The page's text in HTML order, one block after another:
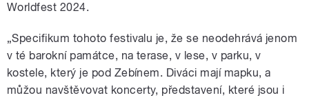
Worldfest 2024.
„Specifikum tohoto festivalu je, že se neodehrává jenom
v té barokní památce, na terase, v lese, v parku, v
kostele, který je pod Zebínem. Diváci mají mapku, a
můžou navštěvovat koncerty, představení, které jsou i